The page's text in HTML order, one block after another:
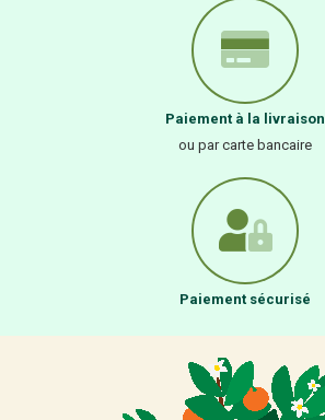
Paiement à la livraison
ou par carte bancaire
Paiement sécurisé